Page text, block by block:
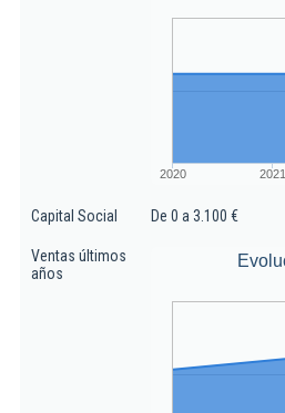
2020 2021
Capital Social De 0 a 3.100 €
Ventas últimos
años